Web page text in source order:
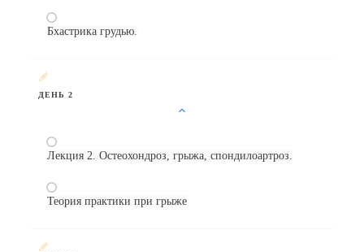
Бхастрика грудью.
ДЕНЬ 2
Лекция 2. Остеохондроз, грыжа, спондилоартроз.
Теория практики при грыже